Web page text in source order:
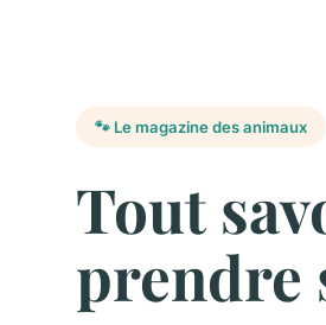
🐾 Le magazine des animaux
Tout
prendre